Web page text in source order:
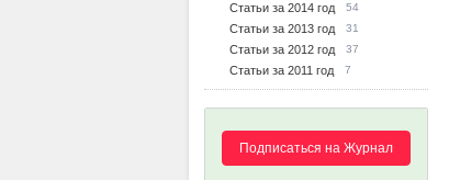
Статьи за 2014 год 54
Статьи за 2013 год 31
Статьи за 2012 год 37
Статьи за 2011 год 7
Подписаться на Журнал